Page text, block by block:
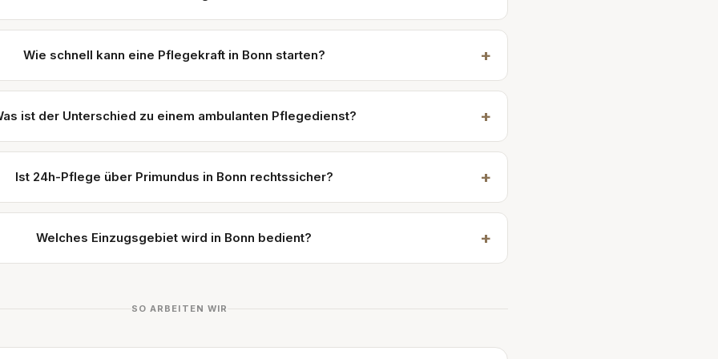
Wie schnell kann eine Pflegekraft in Bonn starten? +
ist der Unterschied zu einem ambulanten Pflegedienst? +
Ist 24h-Pflege über Primundus in Bonn rechtssicher? +
Welches Einzugsgebiet wird in Bonn bedient? +
SO ARBEITEN WIR